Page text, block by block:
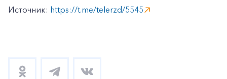
Источник: https://t.me/telerzd/5545